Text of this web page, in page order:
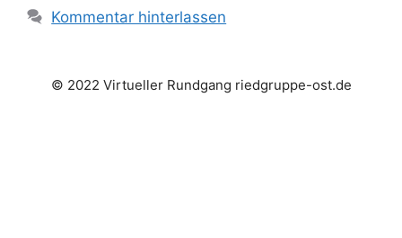
Kommentar hinterlassen
© 2022 Virtueller Rundgang riedgruppe-ost.de